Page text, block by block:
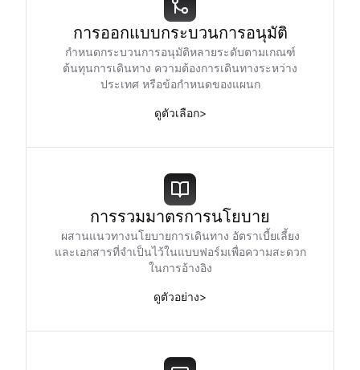
การออกแบบกระบวนการอนุมัติ
กำหนดกระบวนการอนุมัติหลายระดับตามเกณฑ์
ต้นทุนการเดินทาง ความต้องการเดินทางระหว่าง
ประเทศ หรือข้อกำหนดของแผนก
ดูตัวเลือก>
การรวมมาตรการนโยบาย
ผสานแนวทางนโยบายการเดินทาง อัตราเบี้ยเลี้ยง
และเอกสารที่จำเป็นไว้ในแบบฟอร์มเพื่อความสะดวก
ในการอ้างอิง
ดูตัวอย่าง>